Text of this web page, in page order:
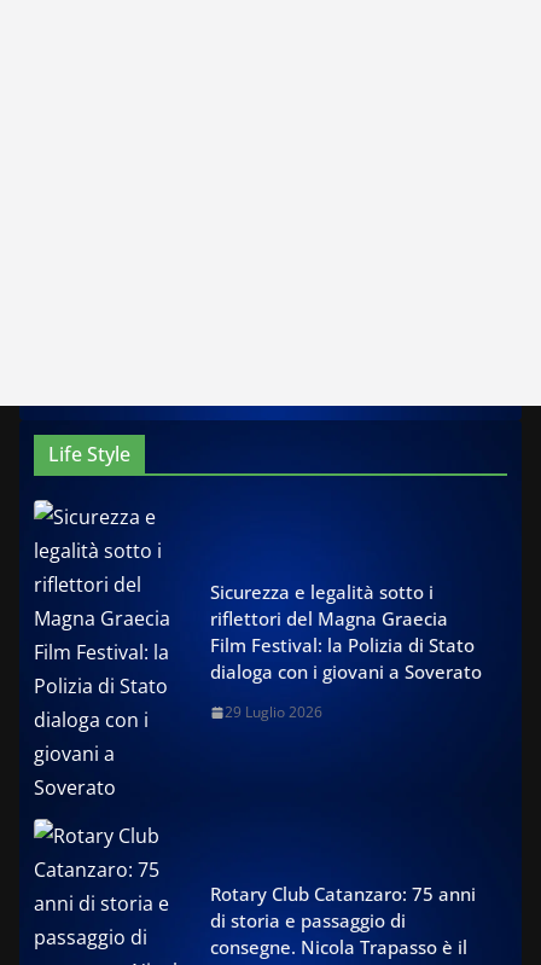
Life Style
Sicurezza e legalità sotto i
riflettori del Magna Graecia
Film Festival: la Polizia di Stato
dialoga con i giovani a Soverato
29 Luglio 2026
Rotary Club Catanzaro: 75 anni
di storia e passaggio di
consegne. Nicola Trapasso è il